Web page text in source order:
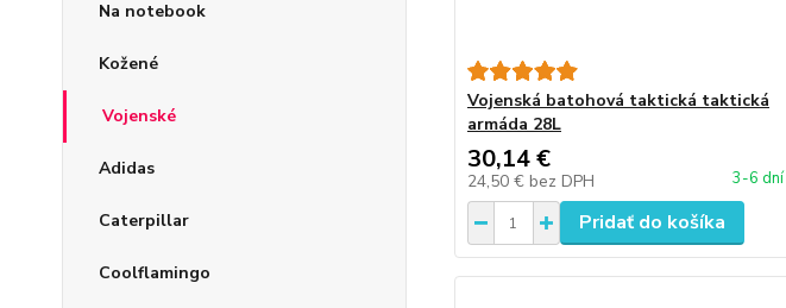
Na notebook
Kožené
Vojenské
Adidas
Caterpillar
Coolflamingo
Vojenská batohová taktická taktická
armáda 28L
30,14 €
24,50 € bez DPH 3-6 dní
Pridať do košíka